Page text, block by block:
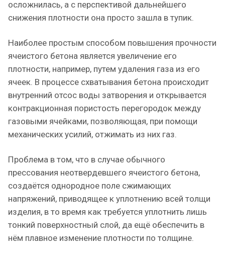
осложнилась, а с перспективой дальнейшего
снижения плотности она просто зашла в тупик.
Наиболее простым способом повышения прочности
ячеистого бетона является увеличение его
плотности, например, путем удаления газа из его
ячеек. В процессе схватывания бетона происходит
внутренний отсос воды затворения и открывается
контракционная пористость перегородок между
газовыми ячейками, позволяющая, при помощи
механических усилий, отжимать из них газ.
Проблема в том, что в случае обычного
прессования неотвердевшего ячеистого бетона,
создаётся однородное поле сжимающих
напряжений, приводящее к уплотнению всей толщи
изделия, в то время как требуется уплотнить лишь
тонкий поверхностный слой, да ещё обеспечить в
нём плавное изменение плотности по толщине.